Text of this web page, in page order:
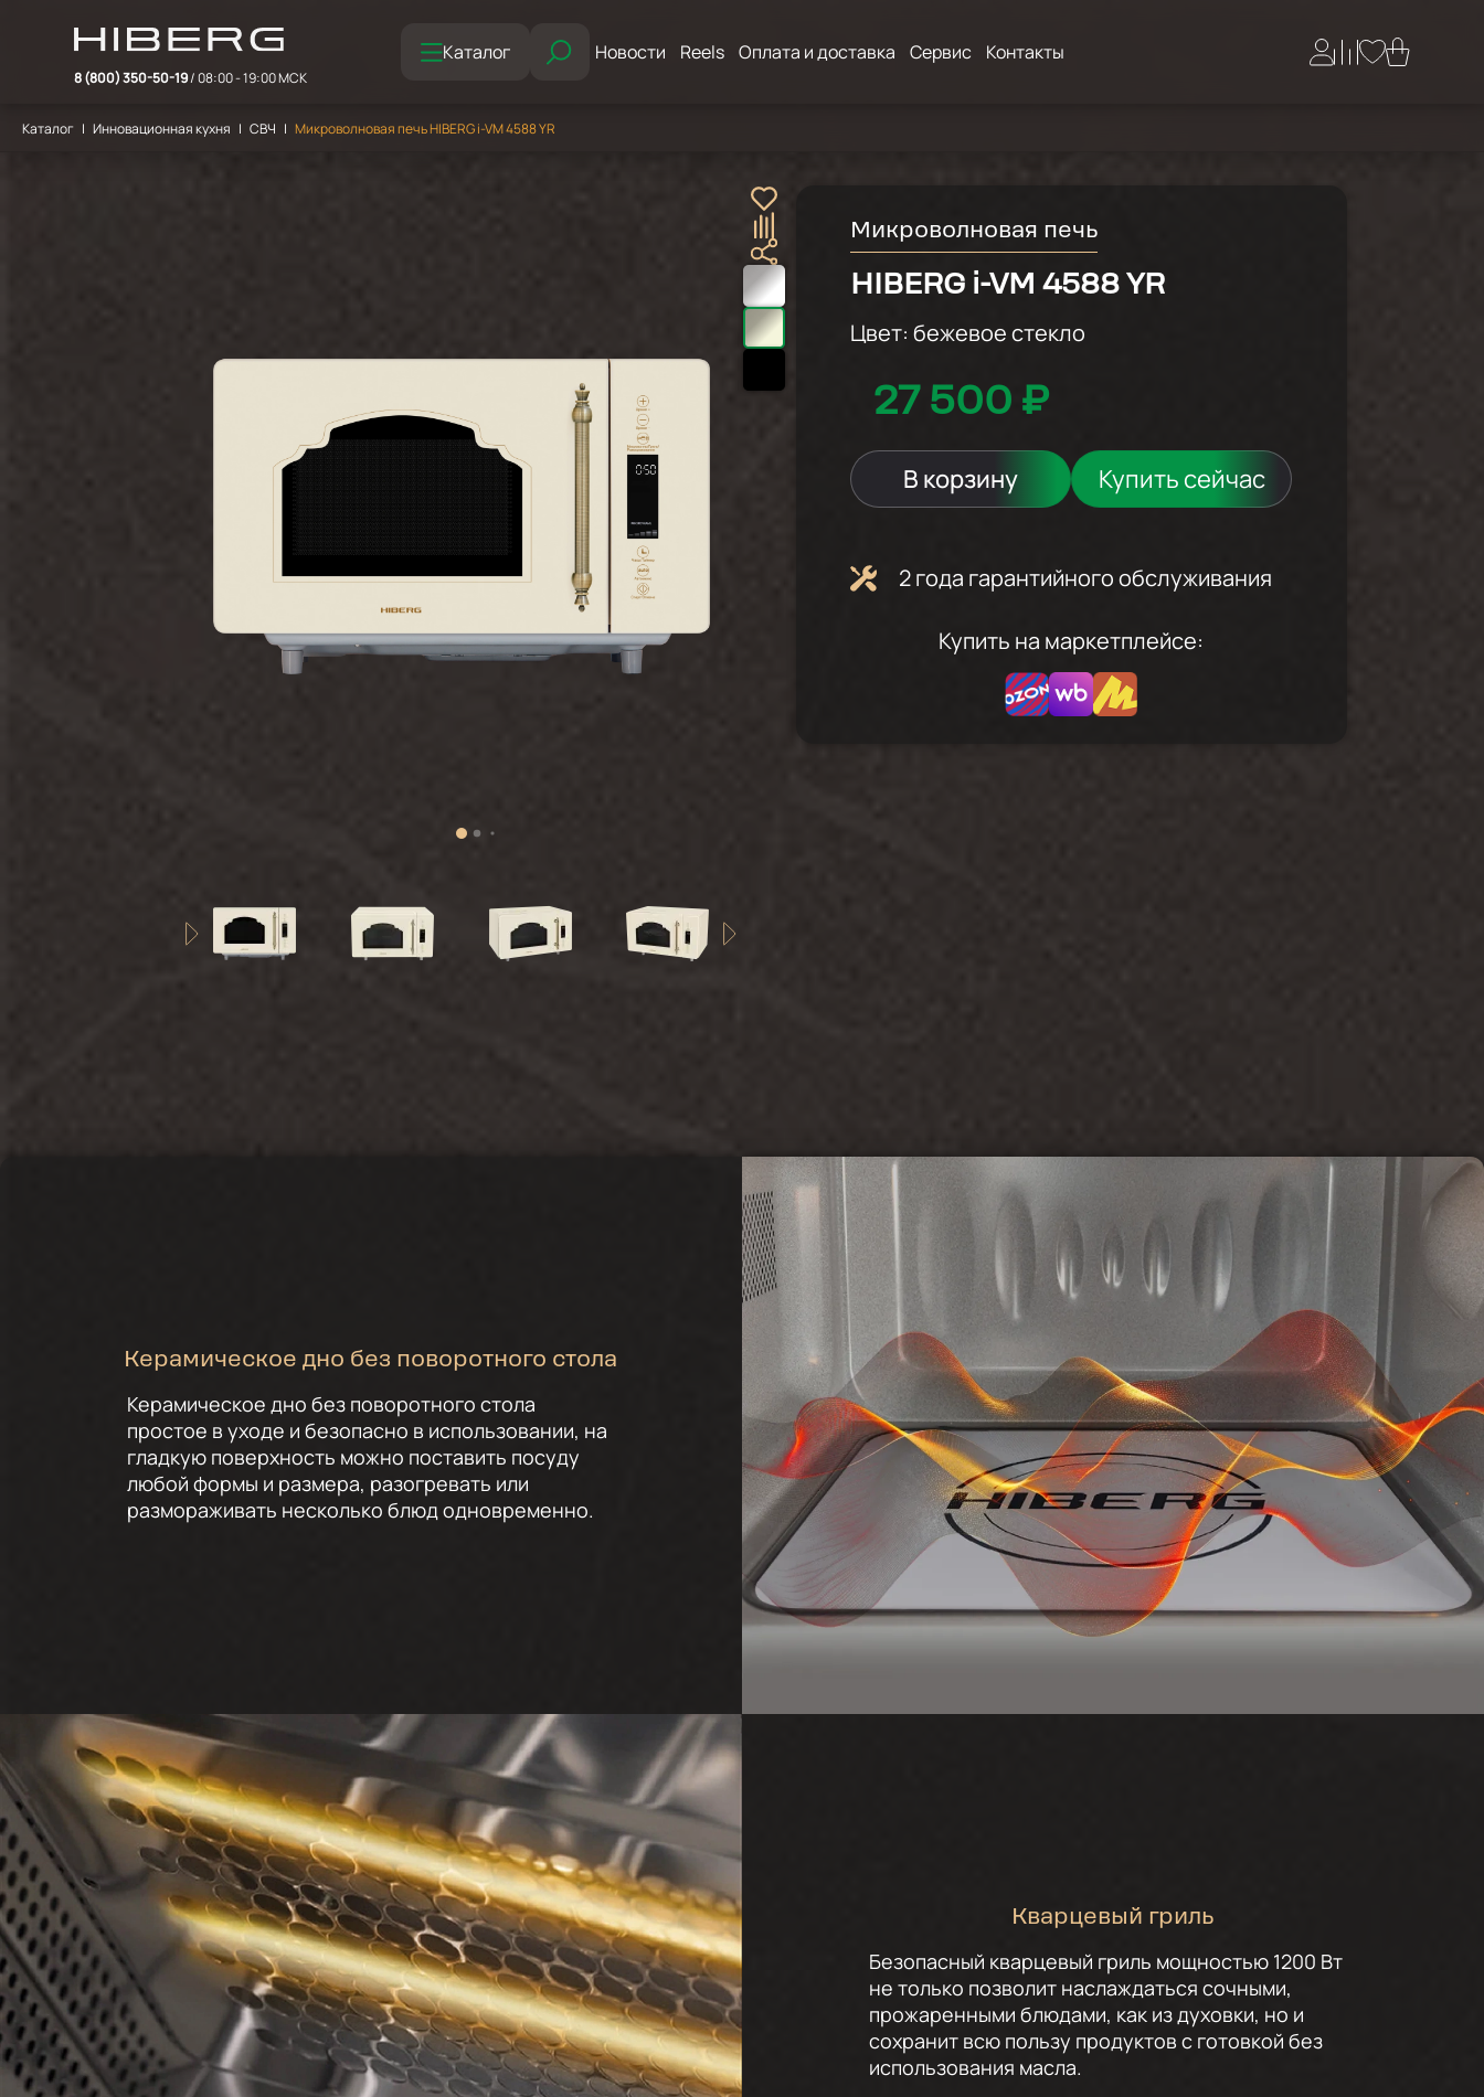
8 (800) 350-50-19/ 08:00 - 19:00 МСК
Каталог Новости Reels Оплата и доставка Сервис Контакты
Каталог Инновационная кухня СВЧ Микроволновая печь HIBERG i-VM 4588 YR
Микроволновая печь
HIBERG i-VM 4588 YR
Цвет:бежевое стекло
27 500 ₽
В корзину Купить сейчас
2 года гарантийного обслуживания
Купить на маркетплейсе:
Керамическое дно без поворотного стола
Керамическое дно без поворотного стола
простое в уходе и безопасно в использовании, на
гладкую поверхность можно поставить посуду
любой формы и размера, разогревать или
размораживать несколько блюд одновременно.
Кварцевый гриль
Безопасный кварцевый гриль мощностью 1200 Вт
не только позволит наслаждаться сочными,
прожаренными блюдами, как из духовки, но и
сохранит всю пользу продуктов с готовкой без
использования масла.